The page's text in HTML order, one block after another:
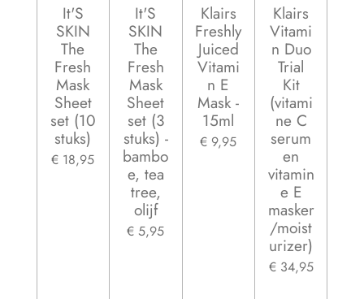
It'S
SKIN
The
Fresh
Mask
Sheet
set (10
stuks)
€ 18,95
It'S
SKIN
The
Fresh
Mask
Sheet
set (3
stuks) -
bambo
e, tea
tree,
olijf
€ 5,95
Klairs
Freshly
Juiced
Vitami
n E
Mask -
15ml
€ 9,95
Klairs
Vitami
n Duo
Trial
Kit
(vitami
ne C
serum
en
vitamin
e E
masker
/moist
urizer)
€ 34,95